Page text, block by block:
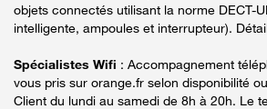
objets connectés utilisant la norme DECT-
intelligente, ampoules et interrupteur).
Spécialistes Wifi : Accompagnement
vous pris sur orange.fr selon disponibilité
Client du lundi au samedi de 8h à 20h. Le